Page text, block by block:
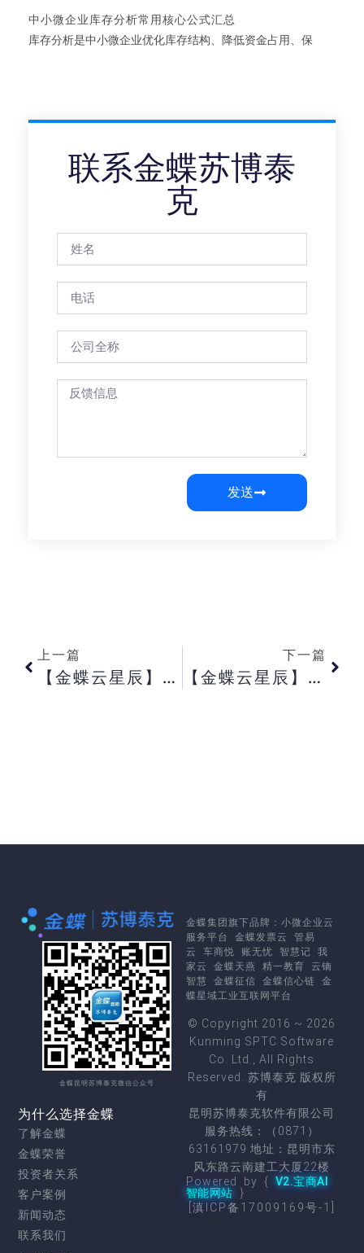
中小微企业库存分析常用核心公式汇总
库存分析是中小微企业优化库存结构、降低资金占用、保
联系金蝶苏博泰
克
发送
上一篇
【金蝶云星辰】精斗云APP(金蝶云． 星辰） 分享单据里的模板如何修改呢？【金蝶云星辰】后台成本核算有问题该如何检查？【金蝶云星辰】零售出单单异常表提示“ 拆分库存不足” 是什么意思？
下一篇
【金蝶云星辰】零售单因为各种原因结存失败， 问题处理后， 多久可以再次结存？【金蝶云星辰】零售退货单结存时为何提示“ 可用库存不足” ， 退货不是应该增加库存吗？【金蝶云星辰】零售开单以后是只能退货不能删除吗？
金蝶昆明苏博泰克微信公众号
为什么选择金蝶
了解金蝶
金蝶荣誉
投资者关系
客户案例
新闻动态
联系我们
金蝶集团旗下品牌： 小微企业云
服务平台
金蝶发票云
管易
云
车商悦 账无忧 智慧记
我
家云
金蝶天燕 精一教育
云镝
智慧
金蝶征信 金蝶信心链
金
蝶星域工业互联网平台
© Copyright 2016 ~ 2026
Kunming SPTC Software
Co. Ltd., All Rights
Reserved. 苏博泰克 版权所
有
昆明苏博泰克软件有限公司
服务热线：（0871）
63161979 地址：昆明市东
风东路云南建工大厦22楼
Powered by { V2.宝商AI
智能网站 }
[滇ICP备17009169号-1]